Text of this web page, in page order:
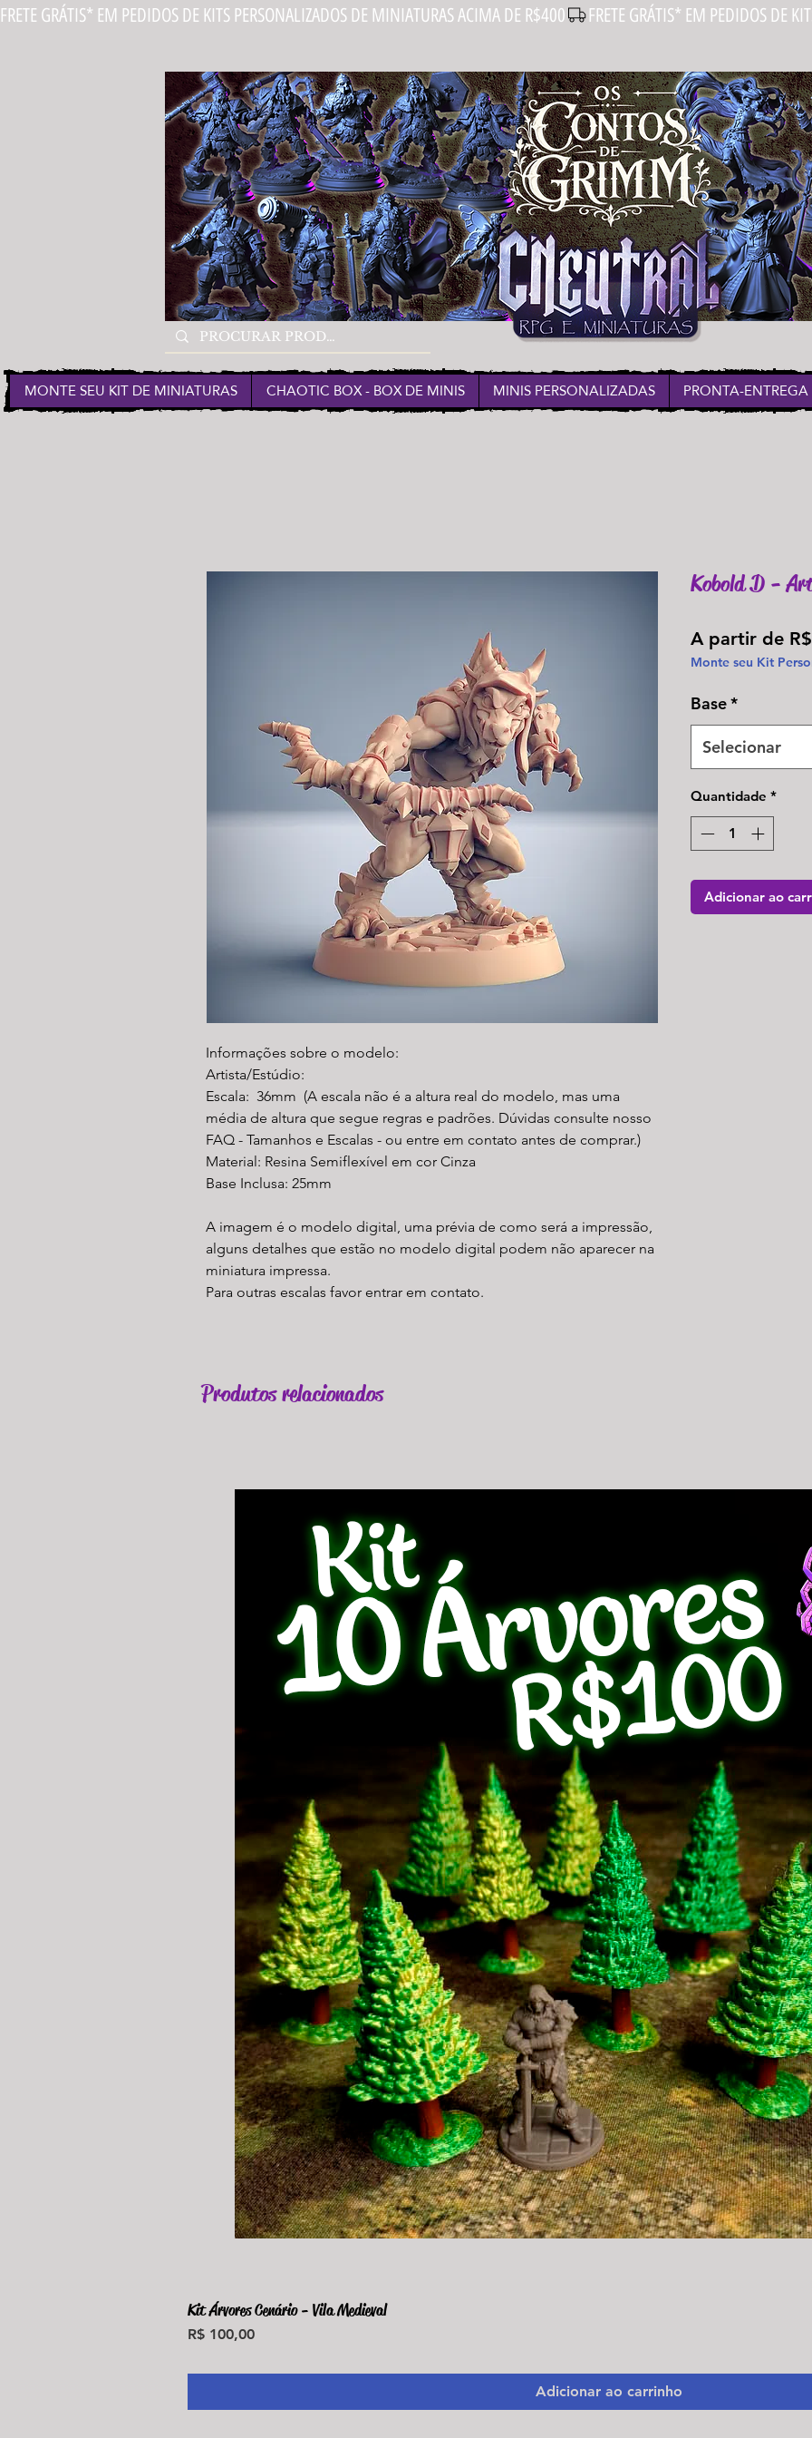
FRETE GRÁTIS* EM PEDIDOS DE KITS PERSONALIZADOS DE MINIATURAS ACIMA DE R$400
MONTE SEU KIT DE MINIATURAS CHAOTIC BOX - BOX DE MINIS MINIS PERSONALIZADAS PRONTA-ENTREGA
Informações sobre o modelo:
Artista/Estúdio:
Escala: 36mm (A escala não é a altura real do modelo, mas uma
média de altura que segue regras e padrões. Dúvidas consulte nosso
FAQ - Tamanhos e Escalas - ou entre em contato antes de comprar.)
Material: Resina Semiflexível em cor Cinza
Base Inclusa: 25mm
A imagem é o modelo digital, uma prévia de como será a impressão,
alguns detalhes que estão no modelo digital podem não aparecer na
miniatura impressa.
Para outras escalas favor entrar em contato.
Kobold D -
A partir de
Monte seu Kit
Base*
Selecionar
Quantidade *
Adicionar ao
Produtos relacionados
Kit Árvores Cenário - Vila Medieval
Preço
R$ 100,00
Adicionar ao carrinho